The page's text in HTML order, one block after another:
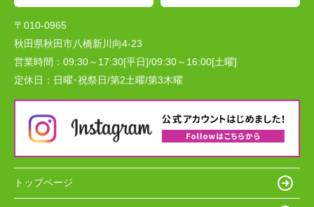
〒010-0965
秋田県秋田市八橋新川向4-23
営業時間： 09:30～17:30[平日]/09:30～16:00[土曜]
定休日： 日曜･祝祭日/第2土曜/第3木曜
トップページ